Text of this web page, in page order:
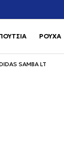
ΡΟΥΧΑ
SAMBA LT